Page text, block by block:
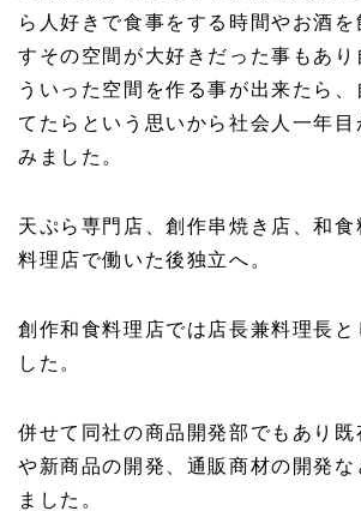
ら人好きで食事をする時間やお酒
すその空間が大好きだった事もあり
ういった空間を作る事が出来たら
てたらという思いから社会人一年目
みました。
天ぷら専門店、創作串焼き店、和食
料理店で働いた後独立へ。
創作和食料理店では 店長兼料理長と
した。
併せて同社の商品開発部でもあり既
や新商品の開発、通販商材の開発な
ました。